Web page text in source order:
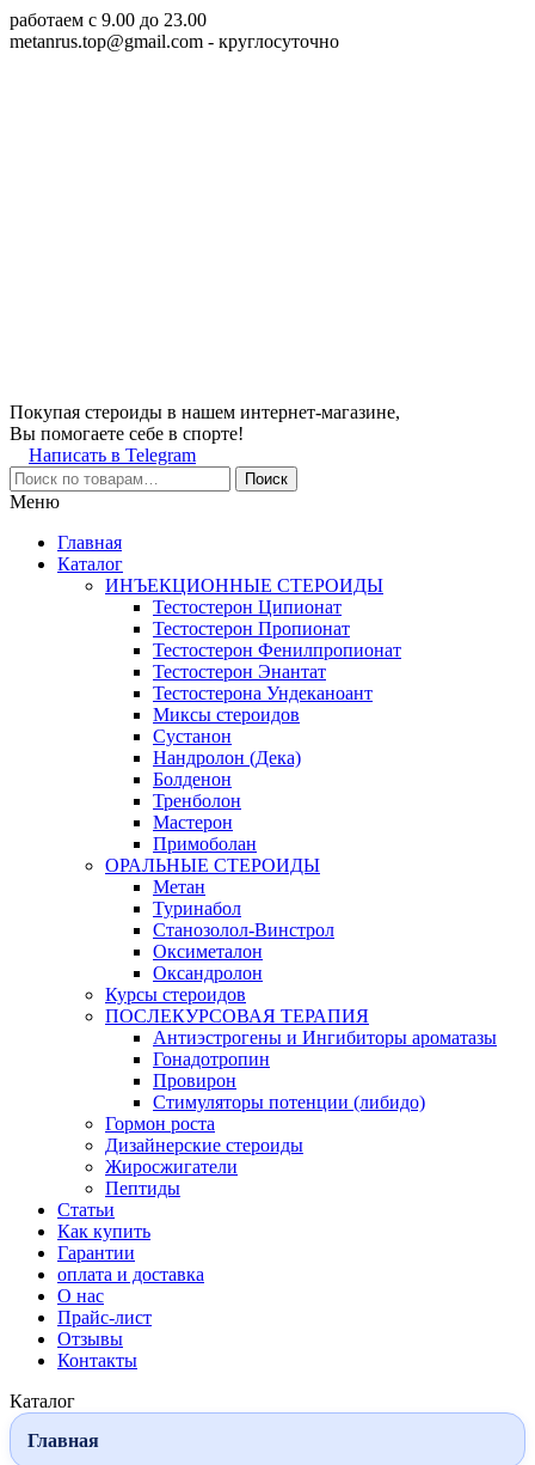
работаем c 9.00 до 23.00
metanrus.top@gmail.com - круглосуточно
Покупая стероиды в нашем интернет-магазине,
Вы помогаете себе в спорте!
Написать в Telegram
Поиск
Меню
Главная
Каталог
ИНЪЕКЦИОННЫЕ СТЕРОИДЫ
Тестостерон Ципионат
Тестостерон Пропионат
Тестостерон Фенилпропионат
Тестостерон Энантат
Тестостерона Ундеканоант
Миксы стероидов
Сустанон
Нандролон (Дека)
Болденон
Тренболон
Мастерон
Примоболан
ОРАЛЬНЫЕ СТЕРОИДЫ
Метан
Туринабол
Станозолол-Винстрол
Оксиметалон
Оксандролон
Курсы стероидов
ПОСЛЕКУРСОВАЯ ТЕРАПИЯ
Антиэстрогены и Ингибиторы ароматазы
Гонадотропин
Провирон
Стимуляторы потенции (либидо)
Гормон роста
Дизайнерские стероиды
Жиросжигатели
Пептиды
Статьи
Как купить
Гарантии
оплата и доставка
О нас
Прайс-лист
Отзывы
Контакты
Каталог
Главная